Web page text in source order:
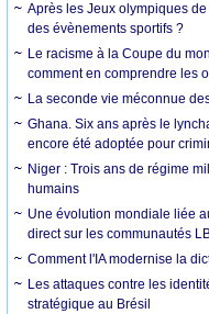
Après les Jeux olympiques
des évènements sportifs ?
Le racisme à la Coupe du
comment en comprendre les
La seconde vie méconnue
Ghana. Six ans après le
encore été adoptée pour
Niger : Trois ans de régime
humains
Une évolution mondiale liée
direct sur les communautés
Comment l'IA modernise la
Les attaques contre les
stratégique au Brésil